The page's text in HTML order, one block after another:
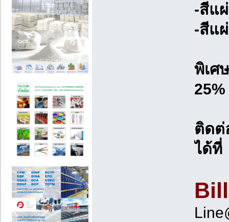
-สีแ
-สีแ
พิเศ
ติดต่
ได้ที่